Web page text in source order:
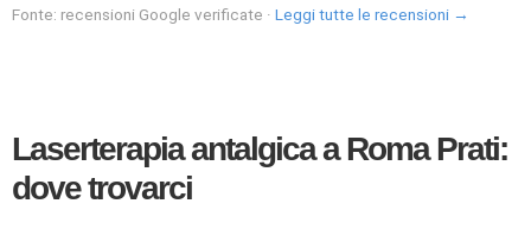
Fonte: recensioni Google verificate · Leggi tutte le recensioni →
Laserterapia antalgica a Roma Prati:
dove trovarci